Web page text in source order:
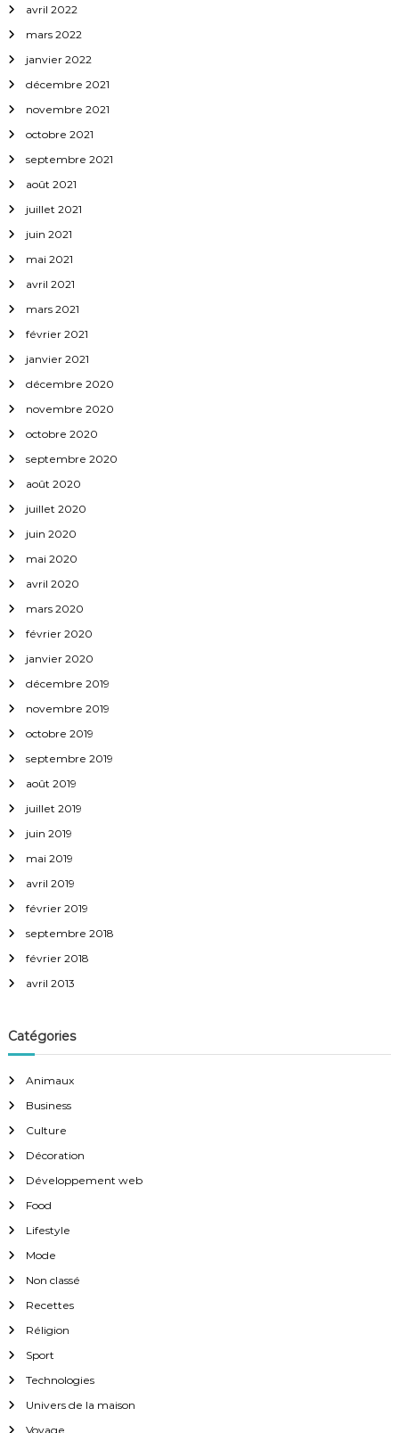
avril 2022
mars 2022
janvier 2022
décembre 2021
novembre 2021
octobre 2021
septembre 2021
août 2021
juillet 2021
juin 2021
mai 2021
avril 2021
mars 2021
février 2021
janvier 2021
décembre 2020
novembre 2020
octobre 2020
septembre 2020
août 2020
juillet 2020
juin 2020
mai 2020
avril 2020
mars 2020
février 2020
janvier 2020
décembre 2019
novembre 2019
octobre 2019
septembre 2019
août 2019
juillet 2019
juin 2019
mai 2019
avril 2019
février 2019
septembre 2018
février 2018
avril 2013
Catégories
Animaux
Business
Culture
Décoration
Développement web
Food
Lifestyle
Mode
Non classé
Recettes
Réligion
Sport
Technologies
Univers de la maison
Voyage